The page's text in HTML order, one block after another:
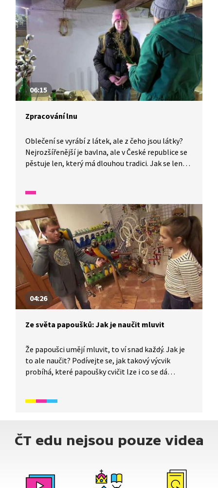
06:15
Zpracování lnu
Oblečení se vyrábí z látek, ale z čeho jsou látky?
Nejrozšířenější je bavlna, ale v České republice se
pěstuje len, který má dlouhou tradici. Jak se len
04:26
Ze světa papoušků: Jak je naučit mluvit
Že papoušci umějí mluvit, to ví snad každý. Jak je
to ale naučit? Podívejte se, jak takový výcvik
probíhá, které papoušky cvičit lze i co se dá
každý den. Dozvíte se i mnoho zajímavých
ČT edu nejsou pouze videa